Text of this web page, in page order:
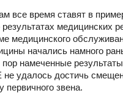
все время ставят в
медицинского
начались намного
намеченные
удалось достичь
первичного звена.